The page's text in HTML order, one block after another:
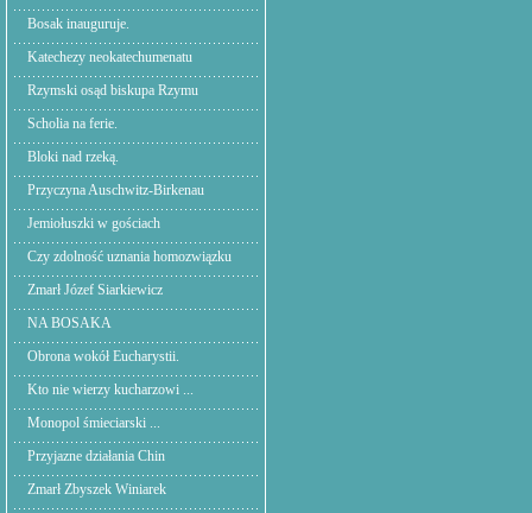
Bosak inauguruje.
Katechezy neokatechumenatu
Rzymski osąd biskupa Rzymu
Scholia na ferie.
Bloki nad rzeką.
Przyczyna Auschwitz-Birkenau
Jemiołuszki w gościach
Czy zdolność uznania homozwiązku
Zmarł Józef Siarkiewicz
NA BOSAKA
Obrona wokół Eucharystii.
Kto nie wierzy kucharzowi ...
Monopol śmieciarski ...
Przyjazne działania Chin
Zmarł Zbyszek Winiarek